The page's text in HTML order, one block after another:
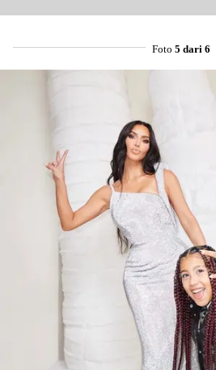
Foto 5 dari 6